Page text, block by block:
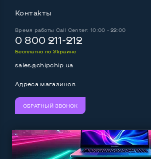
питания
Контакты
Время работы Call Center: 10:00 - 22:00
0 800 211-212
Бесплатно по Украине
sales@chipchip.ua
Адреса магазинов
ОБРАТНЫЙ ЗВОНОК
Мы принимаем: